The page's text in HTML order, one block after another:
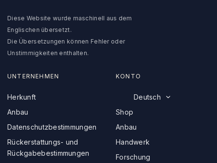
Diese Website wurde maschinell aus dem
Englischen übersetzt.
Die Übersetzungen können Fehler oder
Unstimmigkeiten enthalten.
UNTERNEHMEN
Herkunft
Anbau
Datenschutzbestimmungen
Rückerstattungs- und
Rückgabebestimmungen
KONTO
Deutsch
Shop
Anbau
Handwerk
Forschung